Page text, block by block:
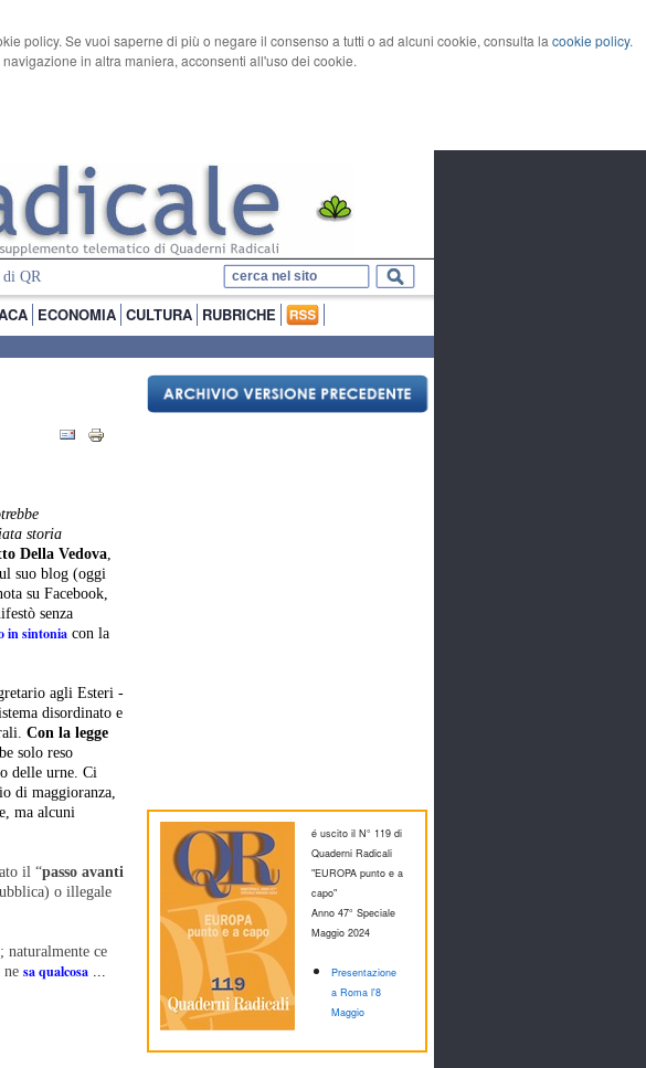
policy. Se vuoi saperne di più o negare il consenso a tutti o ad alcuni cookie, consulta la cookie policy.
in altra maniera, acconsenti all'uso dei cookie.
di QR
ECONOMIA CULTURA RUBRICHE
storia
Della Vedova,
suo blog (oggi
su Facebook,
senza
in sintonia con la
agli Esteri -
disordinato e
Con la legge
solo reso
delle urne. Ci
di maggioranza,
ma alcuni
il “passo avanti
o illegale
naturalmente ce
ne sa qualcosa ...
é uscito il N° 119 di
Quaderni Radicali
"EUROPA punto e a
capo"
Anno 47° Speciale
Maggio 2024
Presentazione
a Roma l'8
Maggio